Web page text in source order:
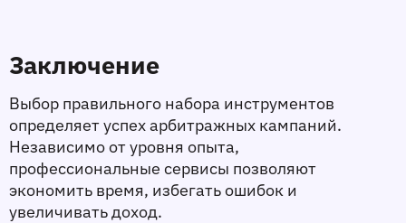
Заключение
Выбор правильного набора инструментов
определяет успех арбитражных кампаний.
Независимо от уровня опыта,
профессиональные сервисы позволяют
экономить время, избегать ошибок и
увеличивать доход.